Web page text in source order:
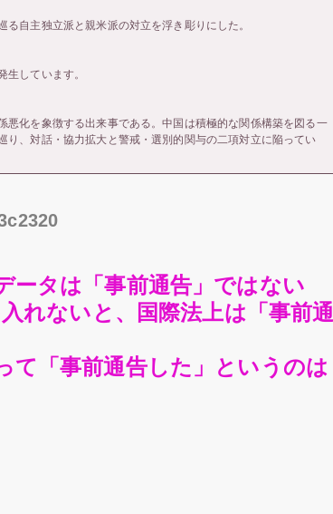
自主独立派と親米派の対立を浮き彫りにした。
しています。
化を象徴する出来事である。中国は積極的な関係構築を図る一
、対話・協力拡大と警戒・選別的関与の二項対立に陥ってい
ータは「事前通告」ではない
れないと、国際法上は「事前通
て「事前通告した」というのは